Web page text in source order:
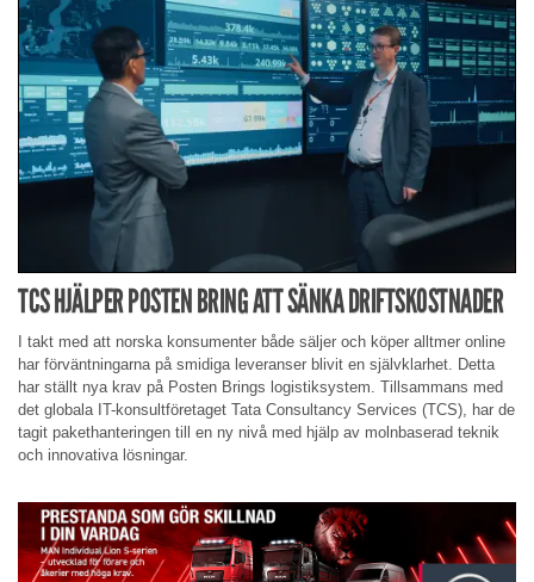
TCS HJÄLPER POSTEN BRING ATT SÄNKA DRIFTSKOSTNADER
I takt med att norska konsumenter både säljer och köper alltmer online
har förväntningarna på smidiga leveranser blivit en självklarhet. Detta
har ställt nya krav på Posten Brings logistiksystem. Tillsammans med
det globala IT-konsultföretaget Tata Consultancy Services (TCS), har de
tagit pakethanteringen till en ny nivå med hjälp av molnbaserad teknik
och innovativa lösningar.